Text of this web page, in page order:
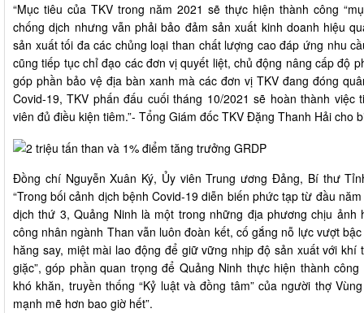
“Mục tiêu của TKV trong năm 2021 sẽ thực hiện thành công
chống dịch nhưng vẫn phải bảo đảm sản xuất kinh doanh hiệu
sản xuất tối đa các chủng loại than chất lượng cao đáp ứng nhu
cũng tiếp tục chỉ đạo các đơn vị quyết liệt, chủ động nâng cấp độ
góp phần bảo vệ địa bàn xanh mà các đơn vị TKV đang đóng
Covid-19, TKV phấn đấu cuối tháng 10/2021 sẽ hoàn thành
viên đủ điều kiện tiêm.”- Tổng Giám đốc TKV Đặng Thanh Hải cho
Đồng chí Nguyễn Xuân Ký, Ủy viên Trung ương Đảng, Bí thư
“Trong bối cảnh dịch bệnh Covid-19 diễn biến phức tạp từ đầu
dịch thứ 3, Quảng Ninh là một trong những địa phương chịu
công nhân ngành Than vẫn luôn đoàn kết, cố gắng nỗ lực vượt
hăng say, miệt mài lao động để giữ vững nhịp độ sản xuất với khí
giặc”, góp phần quan trọng để Quảng Ninh thực hiện thành
khó khăn, truyền thống “Kỷ luật và đồng tâm” của người thợ
mạnh mẽ hơn bao giờ hết”.